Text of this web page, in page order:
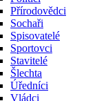
Přírodovědci
Sochaři
Spisovatelé
Sportovci
Stavitelé
Šlechta
Úředníci
Vládci